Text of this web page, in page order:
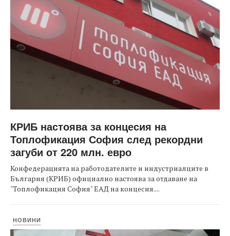
КРИБ настоява за концесия на
Топлофикация София след рекордни
загуби от 220 млн. евро
Конфедерацията на работодателите и индустриалците в
България (КРИБ) официално настоява за отдаване на
"Топлофикация София" ЕАД на концесия....
НОВИНИ